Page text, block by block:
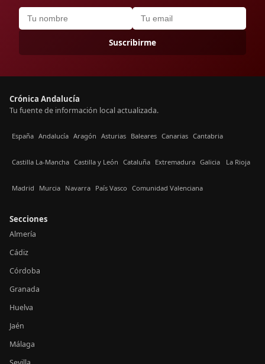
Suscribirme
Crónica Andalucía
Tu fuente de información local actualizada.
España Andalucía Aragón Asturias Baleares Canarias Cantabria
Castilla La-Mancha Castilla y León Cataluña Extremadura Galicia La Rioja
Madrid Murcia Navarra País Vasco Comunidad Valenciana
Secciones
Almería
Cádiz
Córdoba
Granada
Huelva
Jaén
Málaga